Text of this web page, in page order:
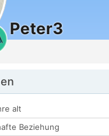
Peter3
alt
Beziehung